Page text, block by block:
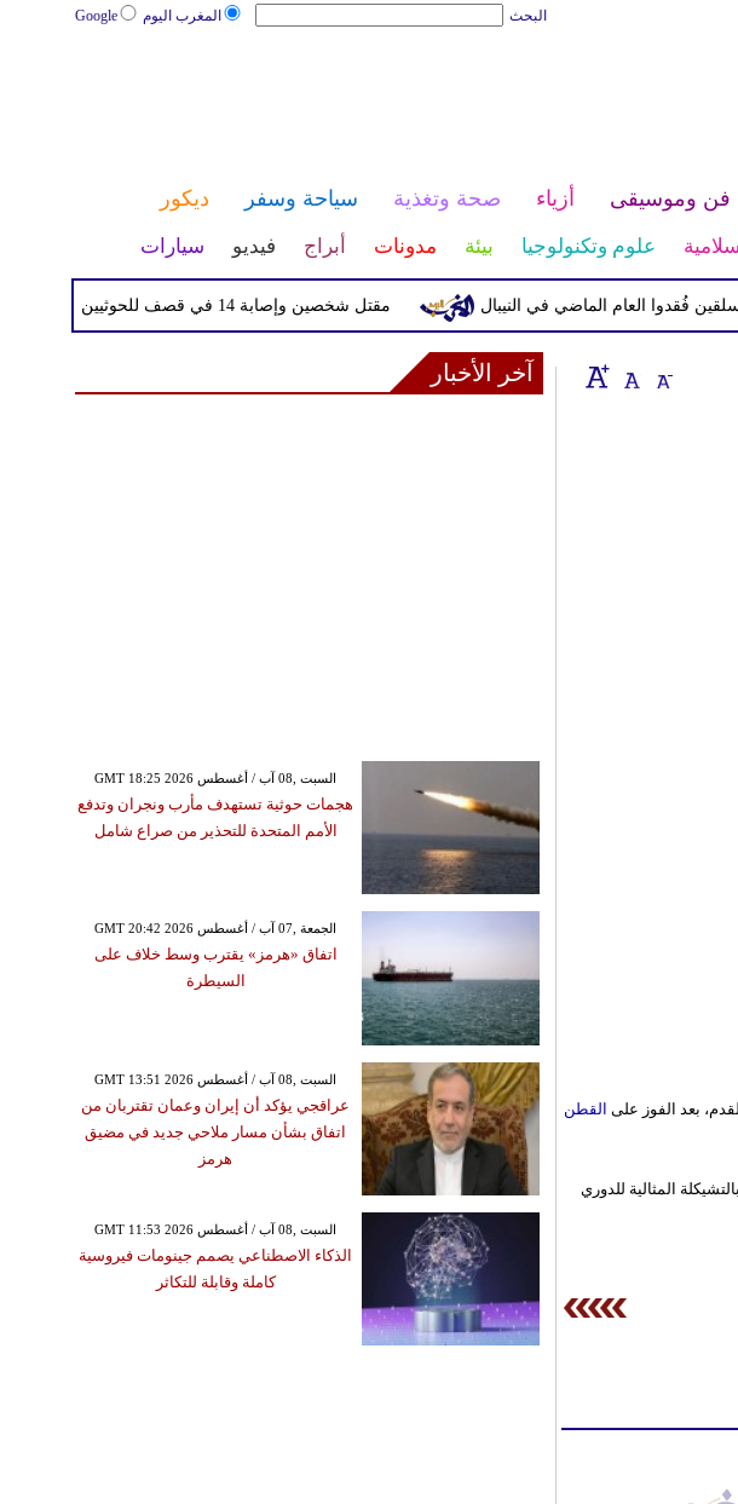
المغرب اليوم Google البحث
فن وموسيقى أزياء صحة وتغذية سياحة وسفر ديكور
علوم وتكنولوجيا بيئة مدونات أبراج فيديو سيارات
مقتل شخصين وإصابة 14 في قصف للحوثيين على أحياء سكنية ومخيمات للنازحين في مأرب
بعد الفوز علىالقطن
المثالية للدوري
آخر الأخبار
GMT 18:25 2026 السبت ,08 آب / أغسطس
هجمات حوثية تستهدف مأرب ونجران وتدفع
الأمم المتحدة للتحذير من صراع شامل
GMT 20:42 2026 الجمعة ,07 آب / أغسطس
اتفاق «هرمز» يقترب وسط خلاف على
السيطرة
GMT 13:51 2026 السبت ,08 آب / أغسطس
عراقجي يؤكد أن إيران وعمان تقتربان من
اتفاق بشأن مسار ملاحي جديد في مضيق
هرمز
GMT 11:53 2026 السبت ,08 آب / أغسطس
الذكاء الاصطناعي يصمم جينومات فيروسية
كاملة وقابلة للتكاثر